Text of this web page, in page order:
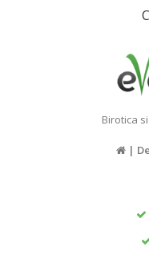
Birotica
|